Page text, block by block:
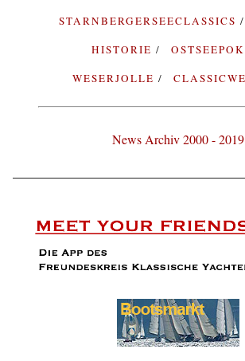
STARNBERGERSEECLASSICS
HISTORIE
WESERJOLLE
News Archiv 2000 - 2019